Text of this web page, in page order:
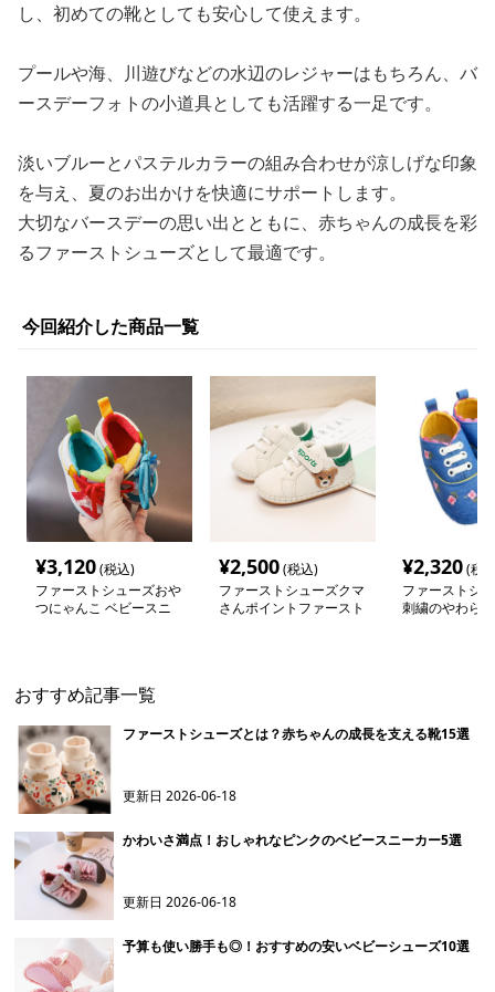
し、初めての靴としても安心して使えます。
プールや海、川遊びなどの水辺のレジャーはもちろん、バ
ースデーフォトの小道具としても活躍する一足です。
淡いブルーとパステルカラーの組み合わせが涼しげな印象
を与え、夏のお出かけを快適にサポートします。
大切なバースデーの思い出とともに、赤ちゃんの成長を彩
るファーストシューズとして最適です。
今回紹介した商品一覧
¥3,120(税込)
ファーストシューズおや
つにゃんこ ベビースニ
¥2,500(税込)
ファーストシューズクマ
さんポイントファースト
¥2,320(税
ファーストシ
刺繍のやわら
おすすめ記事一覧
ファーストシューズとは？赤ちゃんの成長を支える靴15選
更新日2026-06-18
かわいさ満点！おしゃれなピンクのベビースニーカー5選
更新日2026-06-18
予算も使い勝手も◎！おすすめの安いベビーシューズ10選